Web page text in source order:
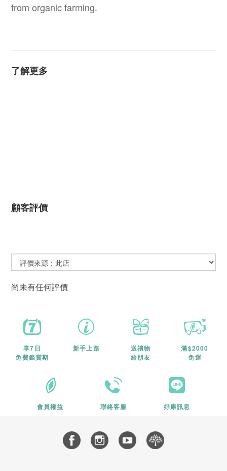
from organic farming.
了解更多
顧客評價
尚未有任何評價
享7日
免費鑑賞期
新手上路
送禮物
給朋友
滿$2000
免運
會員權益 聯絡客服 好康訊息